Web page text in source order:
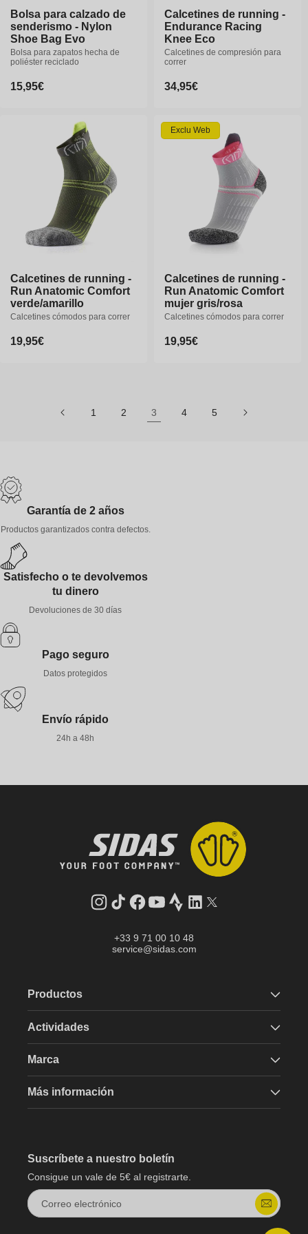
Bolsa para calzado de
senderismo - Nylon
Shoe Bag Evo
Bolsa para zapatos hecha de
poliéster reciclado
Precio
15,95€
Calcetines de running -
Endurance Racing
Knee Eco
Calcetines de compresión para
correr
Precio
34,95€
Calcetines de running -
Endurance Racing
Knee Eco
Calcetines de compresión para
correr
Precio
34,95€
42-43
44-46
Calcetines de running -
Run Anatomic Comfort
verde/amarillo
Calcetines cómodos para correr
Precio
19,95€
Calcetines de running -
Run Anatomic Comfort
verde/amarillo
Calcetines cómodos para correr
Precio
19,95€
45-47
Exclu Web
Calcetines de running -
Run Anatomic Comfort
mujer gris/rosa
Calcetines cómodos para correr
Precio
19,95€
Calcetines de running -
Run Anatomic Comfort
mujer gris/rosa
Calcetines cómodos para correr
Precio
19,95€
1 2 3 4 5
Garantía de 2 años
Productos garantizados contra defectos.
Satisfecho o te devolvemos
tu dinero
Devoluciones de 30 días
Pago seguro
Datos protegidos
Envío rápido
24h a 48h
Instagram
tiktokfacebookyoutubeStravaLinkedInGorjeo
+33 9 71 00 10 48
service@sidas.com
Productos
Actividades
Marca
Más información
Suscríbete a nuestro boletín
Consigue un vale de 5€ al registrarte.
Correo electrónico